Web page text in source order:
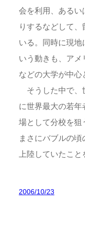
会を利用、あるい
りするなどして
いる。同時に現地
いう動きも、ア
などの大学が中心
そうした中で、
に世界最大の若
場として分校を狙
まさにバブルの
上陸していたこ
2006/10/23